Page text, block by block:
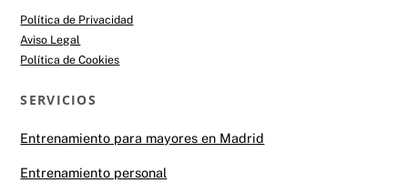
Política de Privacidad
Aviso Legal
Política de Cookies
SERVICIOS
Entrenamiento para mayores en Madrid
Entrenamiento personal